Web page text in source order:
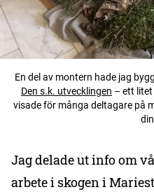
En del av montern hade jag
Den s.k. utvecklingen – ett litet
visade för många deltagare på
Jag delade ut info om
arbete i skogen i